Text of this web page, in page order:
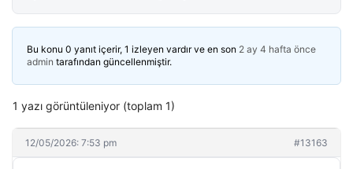
Bu konu 0 yanıt içerir, 1 izleyen vardır ve en son 2 ay 4 hafta önce
admin tarafından güncellenmiştir.
1 yazı görüntüleniyor (toplam 1)
12/05/2026: 7:53 pm #13163